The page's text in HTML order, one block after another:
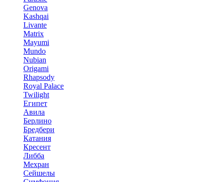
Genova
Kashqai
Livante
Matrix
Mayumi
Mundo
Nubian
Origami
Rhapsody
Royal Palace
Twilight
Египет
Авила
Берлино
Бредбери
Катания
Кресент
Либба
Мехран
Сейшелы